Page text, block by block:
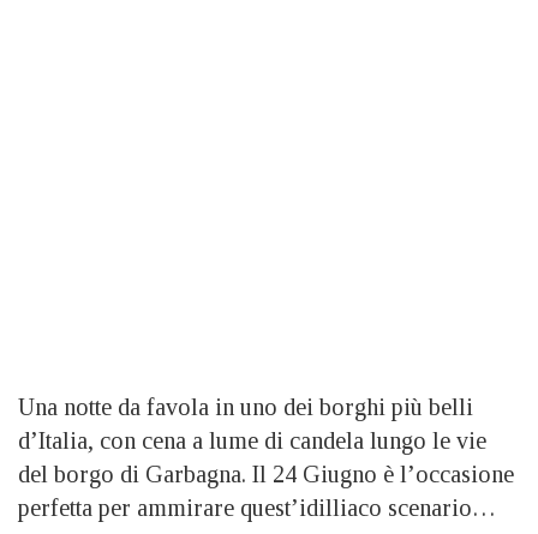
Una notte da favola in uno dei borghi più belli
d’Italia, con cena a lume di candela lungo le vie
del borgo di Garbagna. Il 24 Giugno è l’occasione
perfetta per ammirare quest’idilliaco scenario…